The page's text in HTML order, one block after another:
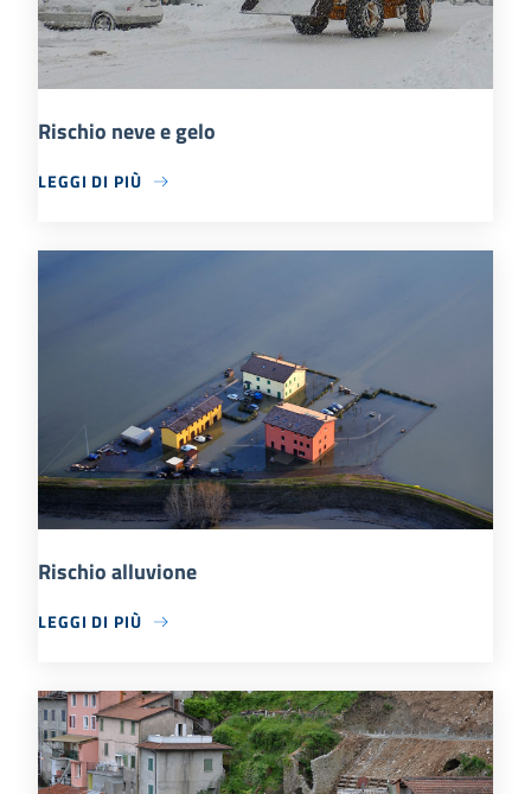
Rischio neve e gelo
LEGGI DI PIÙ
Rischio alluvione
LEGGI DI PIÙ